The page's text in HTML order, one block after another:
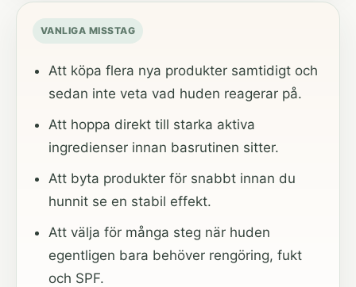
VANLIGA MISSTAG
Att köpa flera nya produkter samtidigt och
sedan inte veta vad huden reagerar på.
Att hoppa direkt till starka aktiva
ingredienser innan basrutinen sitter.
Att byta produkter för snabbt innan du
hunnit se en stabil effekt.
Att välja för många steg när huden
egentligen bara behöver rengöring, fukt
och SPF.